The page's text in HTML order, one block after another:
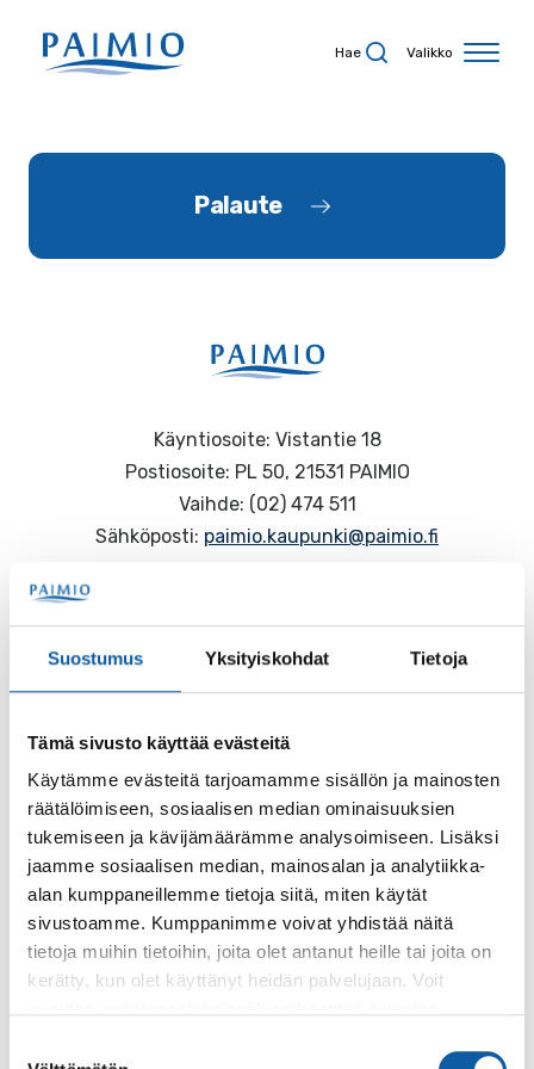
Suostumus Yksityiskohdat Tietoja
Tämä sivusto käyttää evästeitä
Käytämme evästeitä tarjoamamme sisällön ja mainosten
räätälöimiseen, sosiaalisen median ominaisuuksien
tukemiseen ja kävijämäärämme analysoimiseen. Lisäksi
jaamme sosiaalisen median, mainosalan ja analytiikka-
alan kumppaneillemme tietoja siitä, miten käytät
sivustoamme. Kumppanimme voivat yhdistää näitä
tietoja muihin tietoihin, joita olet antanut heille tai joita on
kerätty, kun olet käyttänyt heidän palvelujaan. Voit
Hae Valikko
Palaute
Käyntiosoite: Vistantie 18
Postiosoite: PL 50, 21531 PAIMIO
Vaihde: (02) 474 511
Sähköposti: paimio.kaupunki@paimio.fi
FacebookInstagramYoutube
Paimio-tieto
Tietoa Paimiosta
Karttapalvelu
Kuntakortti
Paimion mediapankki
Asiointi
Yhteystietohaku
Palvelupiste
Asiakirjojen
julkisuuskuvaus
Avoimet työpaikat